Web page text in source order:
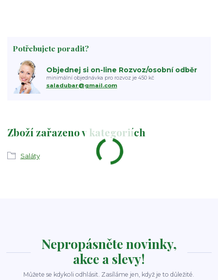
Zboží zařazeno v kategoriích
Saláty
Potřebujete poradit?
Objednej si on-line Rozvoz/osobní odběr
minimální objednávka pro rozvoz je 450 kč
saladubar@gmail.com
Nepropásněte novinky,
akce a slevy!
Můžete se kdykoli odhlásit. Zasíláme jen, když je to důležité.